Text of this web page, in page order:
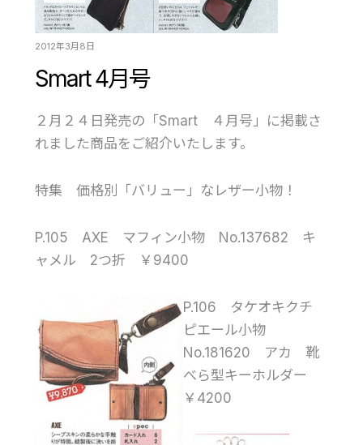
2012年3月8日
Smart 4月号
２月２４日発売の「Smart ４月号」に掲載さ
れました商品をご紹介いたします。
特集 価格別「バリュー」なレザー小物！
P.105 AXE マフィン小物 No.137682 キ
ャメル 2つ折 ￥9400
P.106 タケオキクチ
ピエール小物
No.181620 アカ 靴
べら型キーホルダー
￥4200